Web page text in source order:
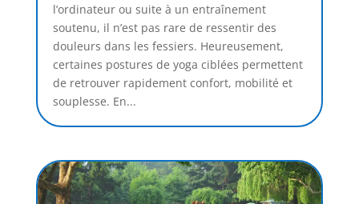
l’ordinateur ou suite à un entraînement
soutenu, il n’est pas rare de ressentir des
douleurs dans les fessiers. Heureusement,
certaines postures de yoga ciblées permettent
de retrouver rapidement confort, mobilité et
souplesse. En...